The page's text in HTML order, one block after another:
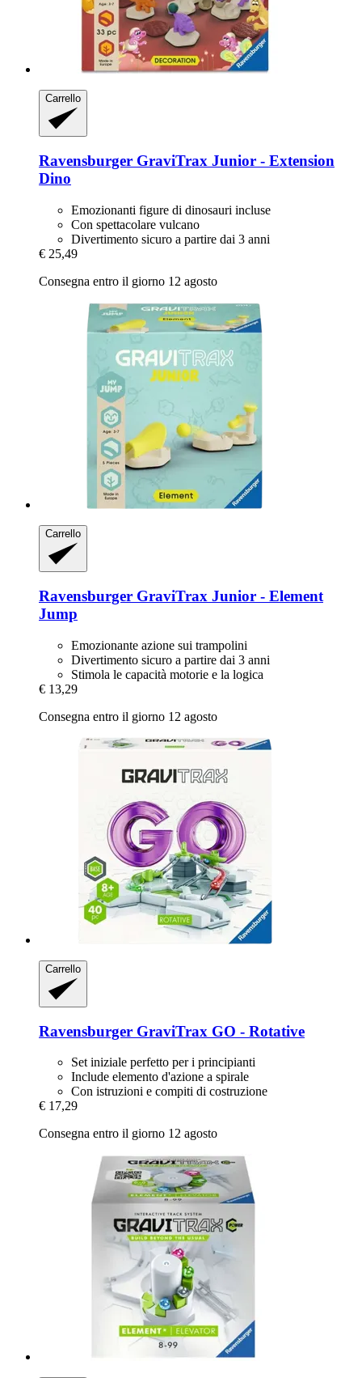
Carrello
Ravensburger GraviTrax Junior -​ Extension
Dino
Emozionanti figure di dinosauri incluse
Con spettacolare vulcano
Divertimento sicuro a partire dai 3 anni
€ 25,49
Consegna entro il giorno 12 agosto
Carrello
Ravensburger GraviTrax Junior -​ Element
Jump
Emozionante azione sui trampolini
Divertimento sicuro a partire dai 3 anni
Stimola le capacità motorie e la logica
€ 13,29
Consegna entro il giorno 12 agosto
Carrello
Ravensburger GraviTrax GO -​ Rotative
Set iniziale perfetto per i principianti
Include elemento d'azione a spirale
Con istruzioni e compiti di costruzione
€ 17,29
Consegna entro il giorno 12 agosto